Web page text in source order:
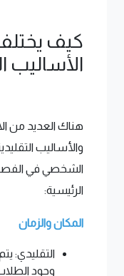
كيف
الأساليب
هناك العديد من
والأساليب
الشخصي في
الرئيسية:
المكان والزمان
التقليدي:
وجود